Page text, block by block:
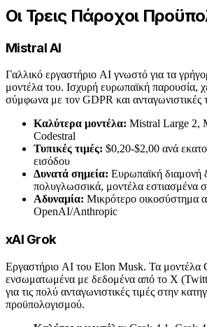
Οι Τρεις Πάροχοι
Mistral AI
Γαλλικό εργαστήριο AI γνωστό για τα
μοντέλα του. Ισχυρή ευρωπαϊκή παρουσία,
σύμφωνα με τον GDPR και ανταγωνιστικές
Καλύτερα μοντέλα: Mistral Large 2,
Codestral
Τυπικές τιμές: $0,20-$2,00 ανά
εισόδου
Δυνατά σημεία: Ευρωπαϊκή διαμονή
πολυγλωσσικά, μοντέλα εστιασμένα
Αδυναμία: Μικρότερο οικοσύστημα
OpenAI/Anthropic
xAI Grok
Εργαστήριο AI του Elon Musk. Τα μοντέλα
ενσωματωμένα με δεδομένα από το X
για τις πολύ ανταγωνιστικές τιμές στην
προϋπολογισμού.